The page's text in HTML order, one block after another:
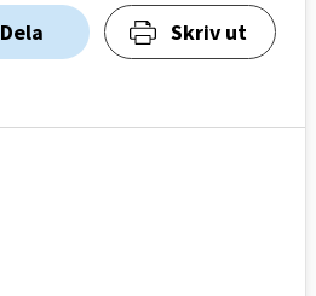
Dela Skriv ut